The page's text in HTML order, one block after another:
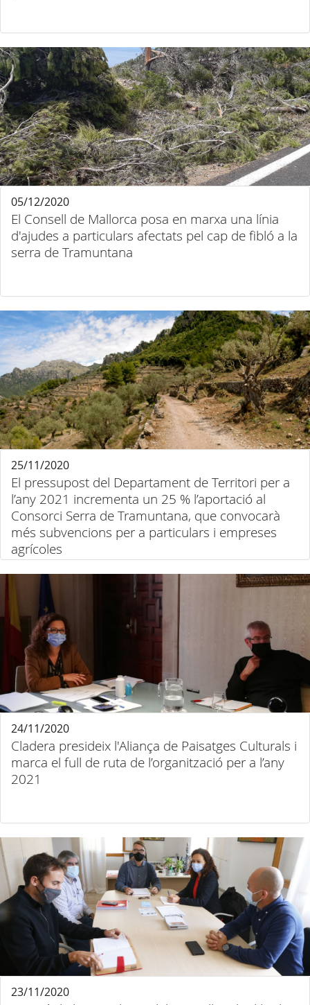
El Consell de Mallorca posa en marxa una línia
d'ajudes a particulars afectats pel cap de fibló a la
serra de Tramuntana
05/12/2020
El pressupost del Departament de Territori per a
l’any 2021 incrementa un 25 % l’aportació al
Consorci Serra de Tramuntana, que convocarà
més subvencions per a particulars i empreses
agrícoles
25/11/2020
Cladera presideix l'Aliança de Paisatges Culturals i
marca el full de ruta de l’organització per a l’any
2021
24/11/2020
23/11/2020